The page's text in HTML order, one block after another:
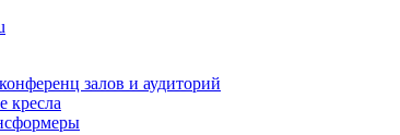
залов и аудиторий
кресла